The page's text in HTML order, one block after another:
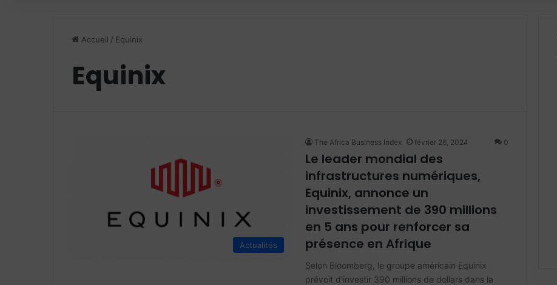
Accueil / Equinix
Equinix
Actualités
The Africa Business Index février 26, 2024 0
Le leader mondial des
infrastructures numériques,
Equinix, annonce un
investissement de 390 millions
en 5 ans pour renforcer sa
présence en Afrique
Selon Bloomberg, le groupe américain Equinix
prévoit d’investir 390 millions de dollars dans la